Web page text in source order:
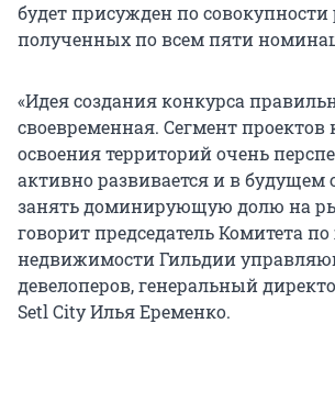
будет присужден по совокупности
полученных по всем пяти
«Идея создания конкурса
своевременная. Сегмент проектов
освоения территорий очень
активно развивается и в будущем
занять доминирующую долю на
говорит председатель Комитета
недвижимости Гильдии
девелоперов, генеральный
Setl City Илья Еременко.